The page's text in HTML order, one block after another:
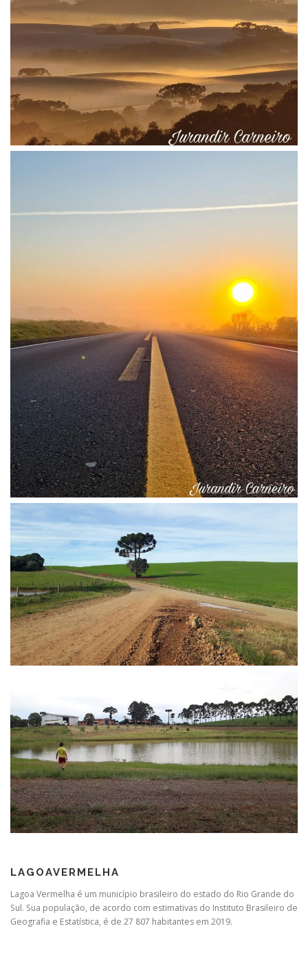
LAGOAVERMELHA
Lagoa Vermelha é um município brasileiro do estado do Rio Grande do
Sul. Sua população, de acordo com estimativas do Instituto Brasileiro de
Geografia e Estatística, é de 27 807 habitantes em 2019.